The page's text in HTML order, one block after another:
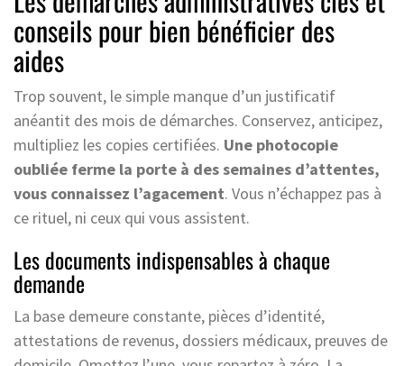
conseils pour bien bénéficier des
aides
Trop souvent, le simple manque d’un justificatif
anéantit des mois de démarches. Conservez, anticipez,
multipliez les copies certifiées. Une photocopie
oubliée ferme la porte à des semaines d’attentes,
vous connaissez l’agacement. Vous n’échappez pas à
ce rituel, ni ceux qui vous assistent.
Les documents indispensables à chaque
demande
La base demeure constante, pièces d’identité,
attestations de revenus, dossiers médicaux, preuves de